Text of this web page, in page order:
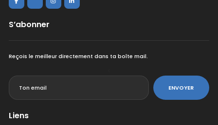
S’abonner
Reçois le meilleur directement dans ta boîte mail.
ENVOYER
Liens